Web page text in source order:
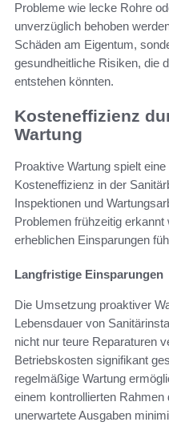
Probleme wie lecke Rohre
unverzüglich behoben
Schäden am Eigentum,
gesundheitliche Risiken, die
entstehen könnten.
Kosteneffizienz
Wartung
Proaktive Wartung spielt
Kosteneffizienz in der
Inspektionen und
Problemen frühzeitig
erheblichen Einsparungen
Langfristige Einsparungen
Die Umsetzung proaktiver
Lebensdauer von
nicht nur teure Reparaturen
Betriebskosten signifikant
regelmäßige Wartung
einem kontrollierten
unerwartete Ausgaben